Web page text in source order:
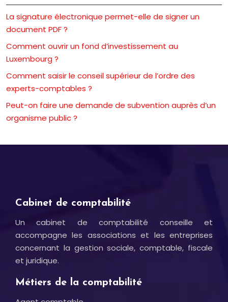
La signature électronique permet-elle de signer un
document PDF ?
Comment ouvrir un fond d’investissement au
Luxembourg ?
Comment saisir le conseil supérieur de l’ordre des
experts-comptables ?
Peut-on faire une demande de subvention auprès d’un
organisme public ?
Cabinet de comptabilité
Un cabinet de comptabilité conseille et
accompagne les associations et les entreprises
concernant la gestion sociale, comptable, fiscale
et juridique.
Métiers de la comptabilité